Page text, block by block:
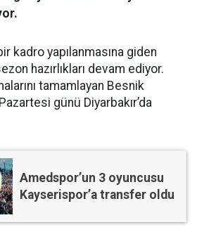
kadro yapılanmasına giden
hazırlıkları devam ediyor.
tamamlayan Besnik
günü Diyarbakır’da
Amedspor’un 3 oyuncusu
Kayserispor’a transfer oldu